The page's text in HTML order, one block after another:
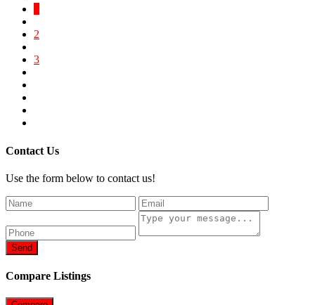
2
3
Contact Us
Use the form below to contact us!
Send
Compare Listings